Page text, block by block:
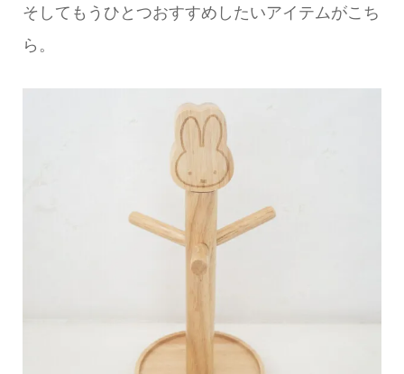
そしてもうひとつおすすめしたいアイテムがこち
ら。